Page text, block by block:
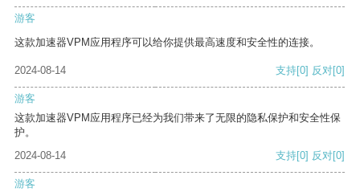
游客
这款加速器VPM应用程序可以给你提供最高速度和安全性的连接。
2024-08-14 支持[0] 反对[0]
游客
这款加速器VPM应用程序已经为我们带来了无限的隐私保护和安全性保
护。
2024-08-14
支持[0] 反对[0]
游客